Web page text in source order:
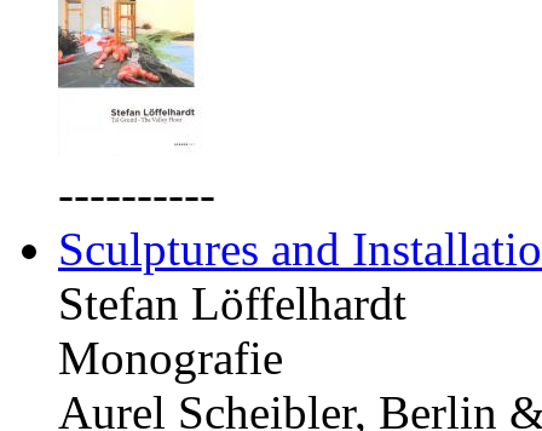
----------
Sculptures and
Stefan Löffelhardt
Monografie
Aurel Scheibler, Berlin